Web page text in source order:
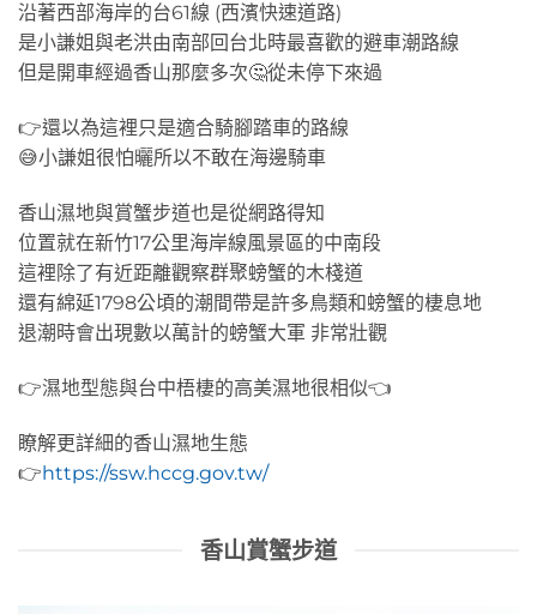
沿著西部海岸的台61線 (西濱快速道路)
是小謙姐與老洪由南部回台北時最喜歡的避車潮路線
但是開車經過香山那麼多次🤔從未停下來過
👉還以為這裡只是適合騎腳踏車的路線
😅小謙姐很怕曬所以不敢在海邊騎車
香山濕地與賞蟹步道也是從網路得知
位置就在新竹17公里海岸線風景區的中南段
這裡除了有近距離觀察群聚螃蟹的木棧道
還有綿延1798公頃的潮間帶是許多鳥類和螃蟹的棲息地
退潮時會出現數以萬計的螃蟹大軍 非常壯觀
👉濕地型態與台中梧棲的高美濕地很相似👈
瞭解更詳細的香山濕地生態
👉https://ssw.hccg.gov.tw/
香山賞蟹步道